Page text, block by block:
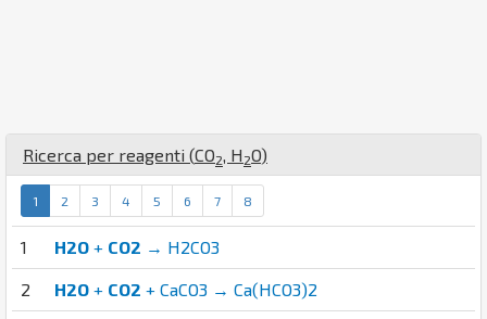
Ricerca per reagenti (CO2, H 2O)
1 2 3 4 5 6 7 8
1 H2O + CO2 → H2CO3
2 H2O + CO2 + CaCO3 → Ca(HCO3)2